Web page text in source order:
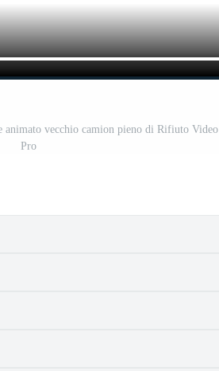
animato vecchio camion pieno di Rifiuto Video
Pro